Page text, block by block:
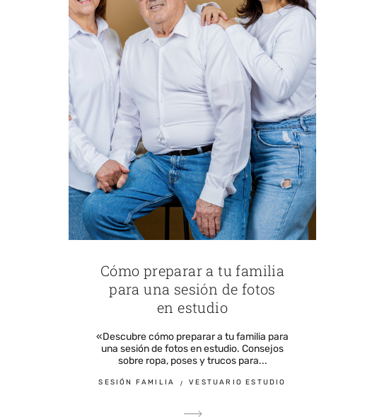
Cómo preparar a tu familia
para una sesión de fotos
en estudio
«Descubre cómo preparar a tu familia para
una sesión de fotos en estudio. Consejos
sobre ropa, poses y trucos para...
SESIÓN FAMILIA VESTUARIO ESTUDIO